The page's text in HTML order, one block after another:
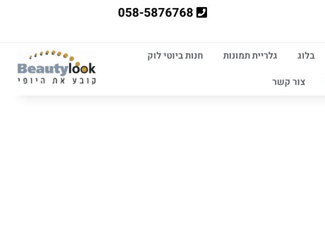
058-5876768
בלוג גלריית תמונות
חנות ביוטי לוק
צור קשר